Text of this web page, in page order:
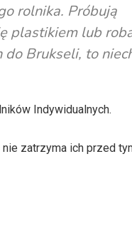
rolnika. Próbują
plastikiem lub
do Brukseli, to
Indywidualnych.
zatrzyma ich przed